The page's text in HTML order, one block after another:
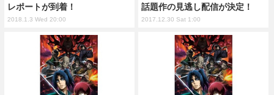
レポートが到着！
2018.1.3 Wed 20:00
話題作の見逃し配信が決定！
2017.12.30 Sat 1:00